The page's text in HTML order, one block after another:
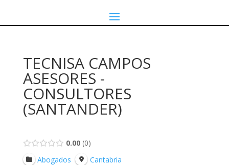
TECNISA CAMPOS
ASESORES -
CONSULTORES
(SANTANDER)
0.00 0
Abogados
Cantabria